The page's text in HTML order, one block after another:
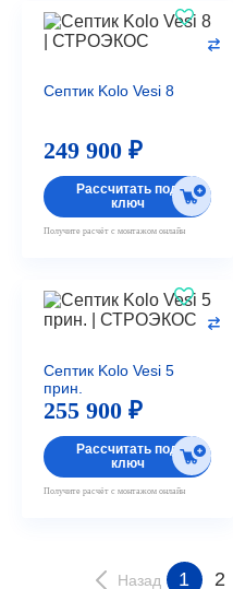
Септик Kolo Vesi 8
249 900 ₽
Рассчитать под
ключ
Получите расчёт с монтажом онлайн
Септик Kolo Vesi 5
прин.
255 900 ₽
Рассчитать под
ключ
Получите расчёт с монтажом онлайн
Назад 1 2